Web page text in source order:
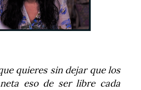
quieres sin dejar que los
eso de ser libre cada